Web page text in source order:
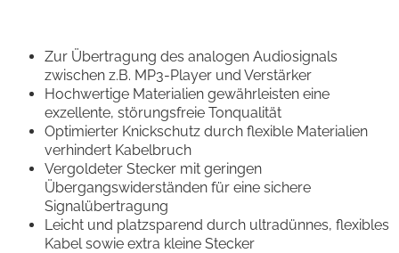
Zur Übertragung des analogen Audiosignals
zwischen z.B. MP3-Player und Verstärker
Hochwertige Materialien gewährleisten eine
exzellente, störungsfreie Tonqualität
Optimierter Knickschutz durch flexible Materialien
verhindert Kabelbruch
Vergoldeter Stecker mit geringen
Übergangswiderständen für eine sichere
Signalübertragung
Leicht und platzsparend durch ultradünnes, flexibles
Kabel sowie extra kleine Stecker